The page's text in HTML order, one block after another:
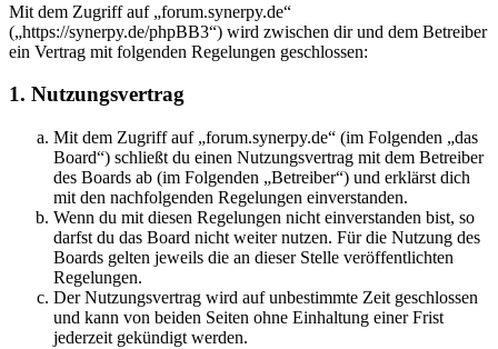
Mit dem Zugriff auf „forum.synerpy.de“
(„https://synerpy.de/phpBB3“) wird zwischen dir und dem Betreiber
ein Vertrag mit folgenden Regelungen geschlossen:
1. Nutzungsvertrag
Mit dem Zugriff auf „forum.synerpy.de“ (im Folgenden „das
Board“) schließt du einen Nutzungsvertrag mit dem Betreiber
des Boards ab (im Folgenden „Betreiber“) und erklärst dich
mit den nachfolgenden Regelungen einverstanden.
Wenn du mit diesen Regelungen nicht einverstanden bist, so
darfst du das Board nicht weiter nutzen. Für die Nutzung des
Boards gelten jeweils die an dieser Stelle veröffentlichten
Regelungen.
Der Nutzungsvertrag wird auf unbestimmte Zeit geschlossen
und kann von beiden Seiten ohne Einhaltung einer Frist
jederzeit gekündigt werden.